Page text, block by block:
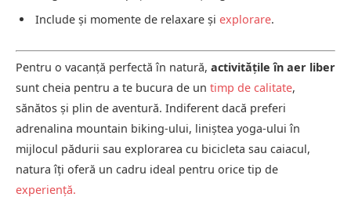
Include și momente de relaxare și explorare.
Pentru o vacanță perfectă în natură, activitățile în aer liber
sunt cheia pentru a te bucura de un timp de calitate,
sănătos și plin de aventură. Indiferent dacă preferi
adrenalina mountain biking-ului, liniștea yoga-ului în
mijlocul pădurii sau explorarea cu bicicleta sau caiacul,
natura îți oferă un cadru ideal pentru orice tip de
experiență.